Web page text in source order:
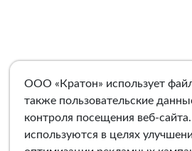
ООО «Кратон» использует
также пользовательские
контроля посещения веб-сайта.
используются в целях